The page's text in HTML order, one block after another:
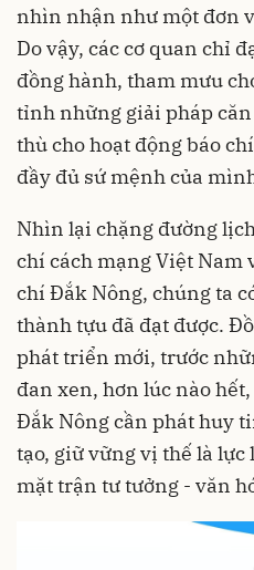
nhìn nhận như một đơn
Do vậy, các cơ quan chỉ
đồng hành, tham mưu
tỉnh những giải pháp
thù cho hoạt động báo
đầy đủ sứ mệnh của
Nhìn lại chặng đường
chí cách mạng Việt Nam
chí Đắk Nông, chúng ta
thành tựu đã đạt được.
phát triển mới, trước
đan xen, hơn lúc nào
Đắk Nông cần phát huy
tạo, giữ vững vị thế là
mặt trận tư tưởng - văn